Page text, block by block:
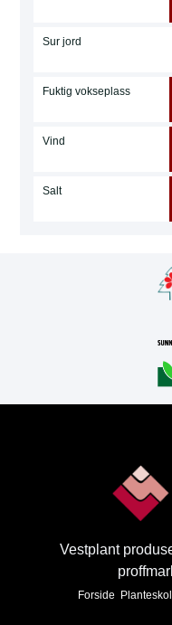
Sur jord
Fuktig vokseplass
Vind
Salt
Vestplant
Forside